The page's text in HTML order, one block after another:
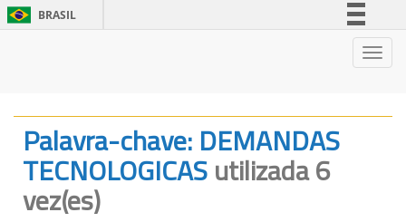
BRASIL
Legislação
Canais
Palavra-chave: DEMANDAS
TECNOLOGICASutilizada 6
vez(es)